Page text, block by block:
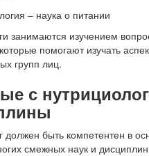
занимаются изучением
помогают изучать
групп лиц.
с
должен быть компетентен в
смежных наук и